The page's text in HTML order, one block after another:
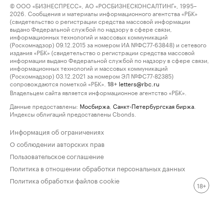
© ООО «БИЗНЕСПРЕСС», АО «РОСБИЗНЕСКОНСАЛТИНГ», 1995–
2026. Сообщения и материалы информационного агентства «РБК»
(свидетельство о регистрации средства массовой информации
выдано Федеральной службой по надзору в сфере связи,
информационных технологий и массовых коммуникаций
(Роскомнадзор) 09.12.2015 за номером ИА №ФС77-63848) и сетевого
издания «РБК» (свидетельство о регистрации средства массовой
информации выдано Федеральной службой по надзору в сфере связи,
информационных технологий и массовых коммуникаций
(Роскомнадзор) 03.12.2021 за номером ЭЛ №ФС77-82385)
сопровождаются пометкой «РБК».
18+ letters@rbc.ru
Владельцем сайта является информационное агентство «РБК».
Данные предоставлены: Мосбиржа Санкт-Петербургская биржа
Индексы облигаций предоставлены Cbonds.
Информация об ограничениях
О соблюдении авторских прав
Пользовательское соглашение
Политика в отношении обработки персональных данных
Политика обработки файлов cookie
18+